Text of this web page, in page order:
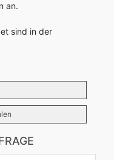
an.
sind in der